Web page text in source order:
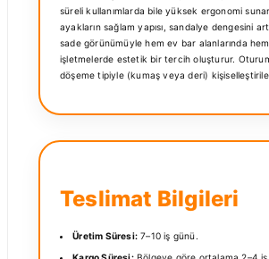
süreli kullanımlarda bile yüksek ergonomi
ayakların sağlam yapısı, sandalye dengesini
sade görünümüyle hem ev bar alanlarında
işletmelerde estetik bir tercih oluşturur. Oturum
döşeme tipiyle (kumaş veya deri)
Teslimat Bilgileri
Üretim Süresi: 7–10 iş günü.